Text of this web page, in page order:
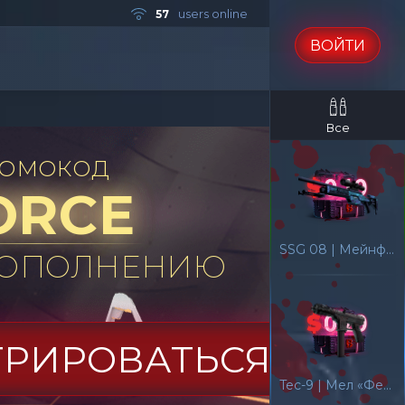
57 users online
ВОЙТИ
Все
SSG 08 | Мейнфрейм 001
Tec-9 | Мел «Феникса»